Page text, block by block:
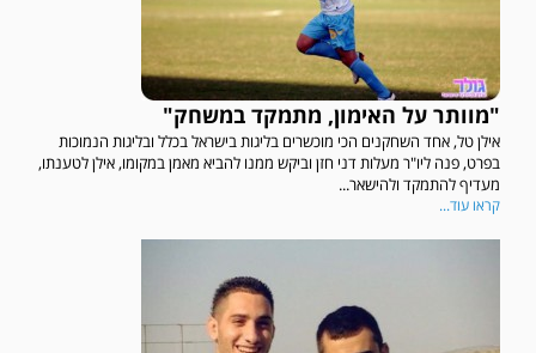
"מוותר על האימון, מתמקד במשחק"
אילן טל, אחד השחקנים הכי מוכשרים בליגות בישראל בכלל ובליגות הנמוכות
בפרט, פנה ליו"ר מעלות דני חזן וביקש ממנו להביא מאמן במקומו, אילן לטענתו,
מעדיף להתמקד ולהישאר...
קראו עוד...